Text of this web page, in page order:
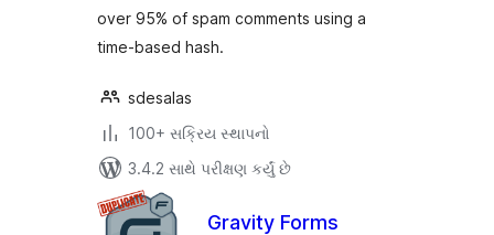
over 95% of spam comments using a
time-based hash.
sdesalas
100+ સક્રિય સ્થાપનો
3.4.2 સાથે પરીક્ષણ કર્યું છે
Gravity Forms